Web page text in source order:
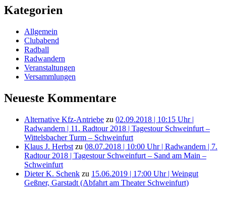
Kategorien
Allgemein
Clubabend
Radball
Radwandern
Veranstaltungen
Versammlungen
Neueste Kommentare
Alternative Kfz-Antriebe zu 02.09.2018 | 10:15 Uhr |
Radwandern | 11. Radtour 2018 | Tagestour Schweinfurt –
Wittelsbacher Turm – Schweinfurt
Klaus J. Herbst zu 08.07.2018 | 10:00 Uhr | Radwandern | 7.
Radtour 2018 | Tagestour Schweinfurt – Sand am Main –
Schweinfurt
Dieter K. Schenk zu 15.06.2019 | 17:00 Uhr | Weingut
Geßner, Garstadt (Abfahrt am Theater Schweinfurt)